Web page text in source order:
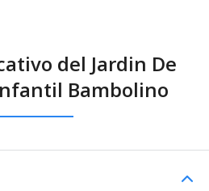
del Jardin De
Bambolino